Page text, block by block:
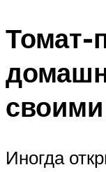
Томат-
Иногда